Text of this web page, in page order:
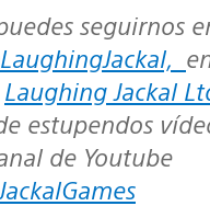
Laughing Jackal
estupendos
de Youtube